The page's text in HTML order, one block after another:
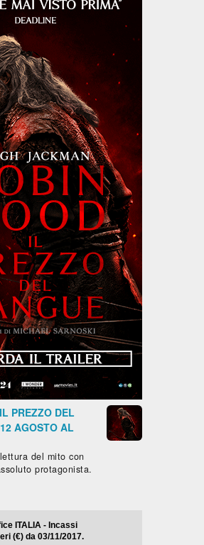
PREZZO DEL
AGOSTO AL
del mito con
protagonista.